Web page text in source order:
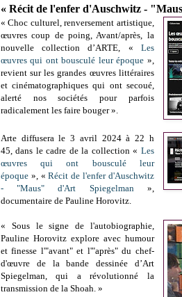
« Récit de l'enfer d'Auschwitz -
« Choc culturel, renversement artistique,
œuvres coup de poing, Avant/après, la
nouvelle collection d’ARTE, « Les
œuvres qui ont bousculé leur époque »,
revient sur les grandes œuvres littéraires
et cinématographiques qui ont secoué,
alerté nos sociétés pour parfois
radicalement les faire bouger ».
Arte diffusera le 3 avril 2024 à 22 h
45,dans le cadre de la collection « Les
œuvres qui ont bousculé leur
époque », «Récit de l'enfer d'Auschwitz
- "Maus" d'Art Spiegelman»,
documentaire de Pauline Horovitz.
« Sous le signe de l'autobiographie,
Pauline Horovitz explore avec humour
et finesse l'"avant" et l'"après" du chef-
d'œuvre de la bande dessinée d’Art
Spiegelman, qui a révolutionné la
transmission de la Shoah. »